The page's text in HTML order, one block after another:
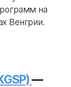
на
Венгрии.
—